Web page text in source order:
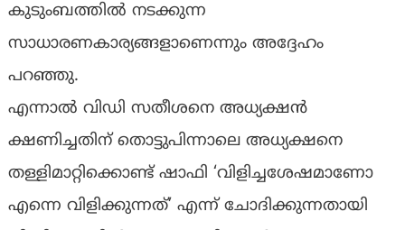
കുടുംബത്തിൽ നടക്കുന്ന
സാധാരണകാര്യങ്ങളാണെന്നും അദ്ദേഹം
പറഞ്ഞു.
എന്നാൽ വിഡി സതീശനെ അധ്യക്ഷൻ
ക്ഷണിച്ചതിന് തൊട്ടുപിന്നാലെ അധ്യക്ഷനെ
തള്ളിമാറ്റിക്കൊണ്ട് ഷാഫി ‘വിളിച്ചശേഷമാണോ
എന്നെ വിളിക്കുന്നത്’ എന്ന് ചോദിക്കുന്നതായി